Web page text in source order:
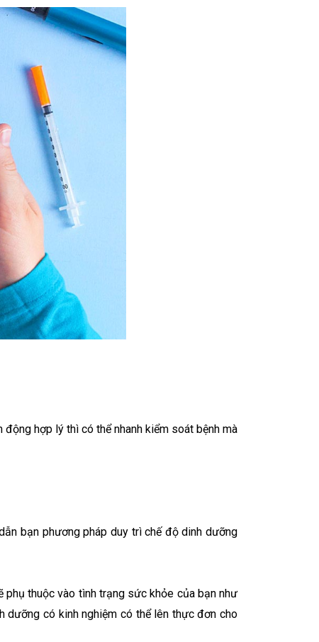
hợp lý thì có thể nhanh kiểm soát bệnh mà
bạn phương pháp duy trì chế độ dinh dưỡng
thuộc vào tình trạng sức khỏe của bạn như
dưỡng có kinh nghiệm có thể lên thực đơn cho